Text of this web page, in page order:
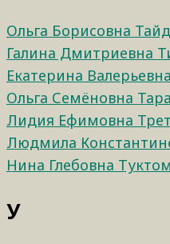
Ольга Борисовна
Галина Дмитриевна
Екатерина
Ольга Семёновна
Лидия Ефимовна
Людмила
Нина Глебовна
У